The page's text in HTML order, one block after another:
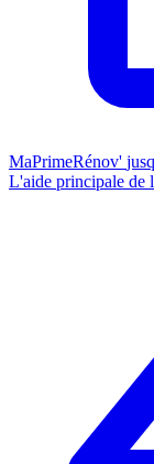
MaPrimeRénov'
L'aide principale de